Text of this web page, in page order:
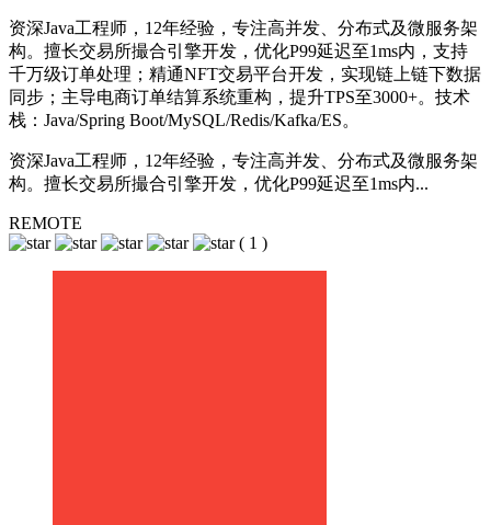
资深Java工程师，12年经验，专注高并发、分布式及微服务架
构。擅长交易所撮合引擎开发，优化P99延迟至1ms内，支持
千万级订单处理；精通NFT交易平台开发，实现链上链下数据
同步；主导电商订单结算系统重构，提升TPS至3000+。技术
栈：Java/Spring Boot/MySQL/Redis/Kafka/ES。
资深Java工程师，12年经验，专注高并发、分布式及微服务架
构。擅长交易所撮合引擎开发，优化P99延迟至1ms内...
REMOTE
( 1 )